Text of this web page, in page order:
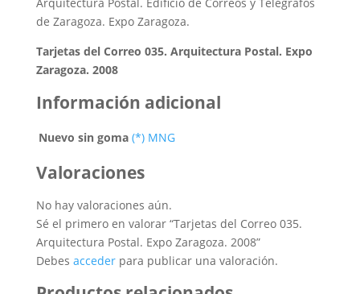
de Zaragoza. Expo Zaragoza.
Tarjetas del Correo 035. Arquitectura Postal. Expo
Zaragoza. 2008
Información adicional
Nuevo sin goma (*) MNG
Valoraciones
No hay valoraciones aún.
Sé el primero en valorar “Tarjetas del Correo 035.
Arquitectura Postal. Expo Zaragoza. 2008”
Debes accederpara publicar una valoración.